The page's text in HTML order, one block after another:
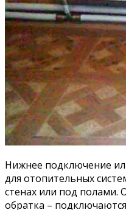
Нижнее подключение
для отопительных
стенах или под полами.
обратка –